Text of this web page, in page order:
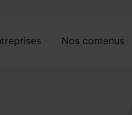
Nos contenus